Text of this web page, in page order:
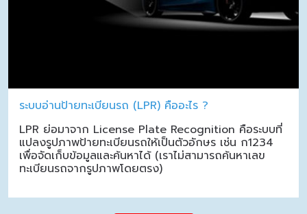
ระบบอ่านป้ายทะเบียนรถ (LPR) คืออะไร ?
LPR ย่อมาจาก License Plate Recognition คือระบบที่
แปลงรูปภาพป้ายทะเบียนรถให้เป็นตัวอักษร เช่น ก1234
เพื่อจัดเก็บข้อมูลและค้นหาได้ (เราไม่สามารถค้นหาเลข
ทะเบียนรถจากรูปภาพโดยตรง)